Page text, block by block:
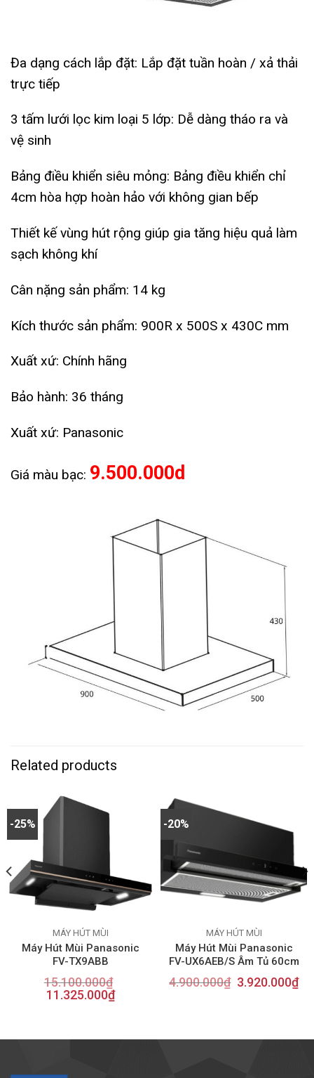
Đa dạng cách lắp đặt: Lắp đặt tuần hoàn / xả thải
trực tiếp
3 tấm lưới lọc kim loại 5 lớp: Dễ dàng tháo ra và
vệ sinh
Bảng điều khiển siêu mỏng: Bảng điều khiển chỉ
4cm hòa hợp hoàn hảo với không gian bếp
Thiết kế vùng hút rộng giúp gia tăng hiệu quả làm
sạch không khí
Cân nặng sản phẩm: 14 kg
Kích thước sản phẩm: 900R x 500S x 430C mm
Xuất xứ: Chính hãng
Bảo hành: 36 tháng
Xuất xứ: Panasonic
Giá màu bạc: 9.500.000d
Related products
-25%
MÁY HÚT MÙI
Máy Hút Mùi Panasonic
FV-TX9ABB
15.100.000₫
11.325.000₫
-20%
MÁY HÚT MÙI
Máy Hút Mùi Panasonic
FV-UX6AEB/S Âm Tủ 60cm
4.900.000₫ 3.920.000₫